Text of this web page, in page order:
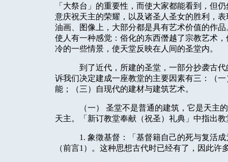
「大祭台」的重要性，而使大家都能看到，但
意庆祝天主的荣耀，以及诸圣人圣女的胜利，
油画、图像上，大部分都是具有艺术价值的作
使人有一种感觉：俗化的东西僭越了宗教艺术
冷的一些情景，使天堂反映在人间的圣堂内。
到了近代，所建的圣堂，一部分抄袭古
诉我们决定建成一座教堂的主要因素有三：（
能；（三）自现代的建材与建筑艺术。
（一） 圣堂不是普通的建筑，它是天主
天主。「新订教堂奉献（祝圣）礼典」中指出
1. 象徵基督：「基督籍自己的死与复活
（前言1）。这种思想古代时已经有了，因此许